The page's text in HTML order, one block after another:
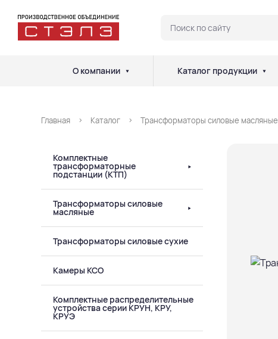
О компании Каталог продукции
Главная Каталог Трансформаторы силовые масляные
Комплектные
трансформаторные
подстанции (КТП)
Трансформаторы силовые
масляные
Трансформаторы силовые сухие
Камеры КСО
Комплектные распределительные
устройства серии КРУН, КРУ,
КРУЭ